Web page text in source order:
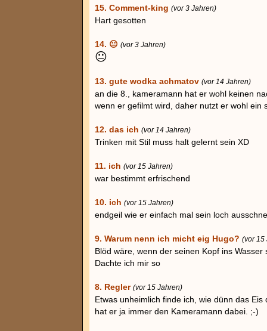
15. Comment-king (vor 3 Jahren)
Hart gesotten
14. 😐 (vor 3 Jahren)
😐
13. gute wodka achmatov (vor 14 Jahren)
an die 8., kameramann hat er wohl keinen
wenn er gefilmt wird, daher nutzt er wohl ein
12. das ich (vor 14 Jahren)
Trinken mit Stil muss halt gelernt sein XD
11. ich (vor 15 Jahren)
war bestimmt erfrischend
10. ich (vor 15 Jahren)
endgeil wie er einfach mal sein loch
9. Warum nenn ich micht eig Hugo? (vor 15
Blöd wäre, wenn der seinen Kopf ins
Dachte ich mir so
8. Regler (vor 15 Jahren)
Etwas unheimlich finde ich, wie dünn das
hat er ja immer den Kameramann dabei. ;-)